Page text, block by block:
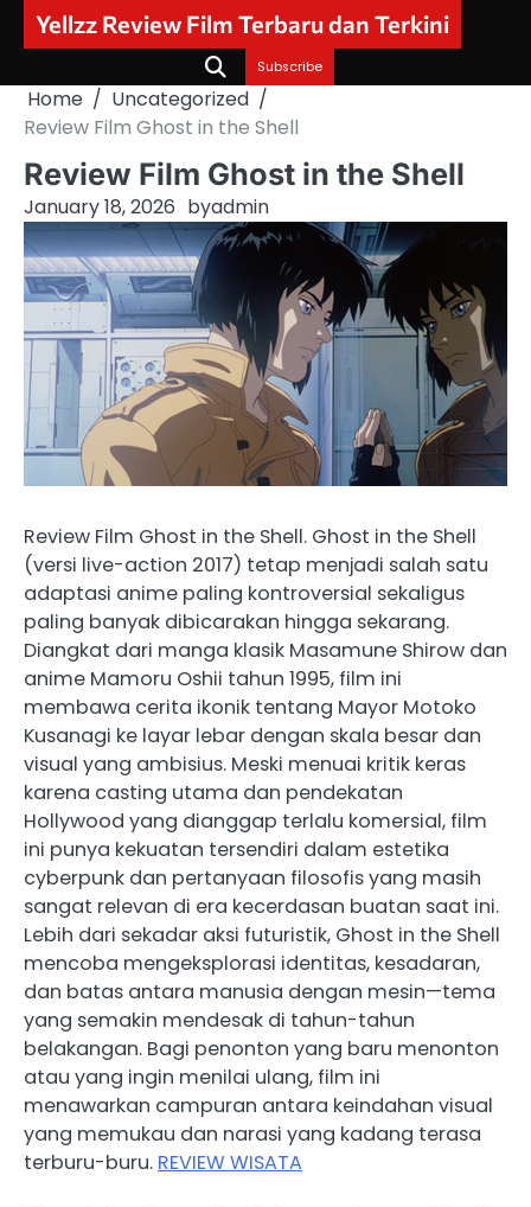
SkipYellzz Review Film Terbaru dan Terkini
Subscribe
Home
Uncategorized
Review Film Ghost in the Shell
Review Film Ghost in the Shell
January 18, 2026 byadmin
Review Film Ghost in the Shell. Ghost in the Shell
(versi live-action 2017) tetap menjadi salah satu
adaptasi anime paling kontroversial sekaligus
paling banyak dibicarakan hingga sekarang.
Diangkat dari manga klasik Masamune Shirow dan
anime Mamoru Oshii tahun 1995, film ini
membawa cerita ikonik tentang Mayor Motoko
Kusanagi ke layar lebar dengan skala besar dan
visual yang ambisius. Meski menuai kritik keras
karena casting utama dan pendekatan
Hollywood yang dianggap terlalu komersial, film
ini punya kekuatan tersendiri dalam estetika
cyberpunk dan pertanyaan filosofis yang masih
sangat relevan di era kecerdasan buatan saat ini.
Lebih dari sekadar aksi futuristik, Ghost in the Shell
mencoba mengeksplorasi identitas, kesadaran,
dan batas antara manusia dengan mesin—tema
yang semakin mendesak di tahun-tahun
belakangan. Bagi penonton yang baru menonton
atau yang ingin menilai ulang, film ini
menawarkan campuran antara keindahan visual
yang memukau dan narasi yang kadang terasa
terburu-buru. REVIEW WISATA